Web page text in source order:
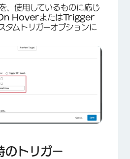
、使用しているものに応じ
HoverまたはTrigger
タムトリガーオプションに
のトリガー